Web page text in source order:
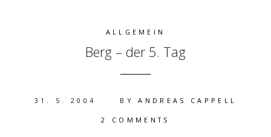
ALLGEMEIN
Berg – der 5. Tag
31. 5. 2004 BYANDREAS CAPPELL
2 COMMENTS